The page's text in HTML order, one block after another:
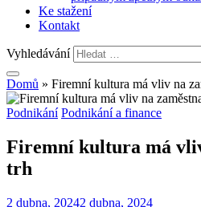
Ke stažení
Kontakt
Vyhledávání
Domů » Firemní kultura má vliv na
Podnikání Podnikání a finance
Firemní kultura má
trh
2 dubna, 20242 dubna, 2024